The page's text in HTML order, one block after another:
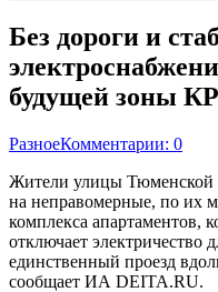
Без дороги и
будущей зоны
РазноеКомментарии: 0
Жители улицы Тюменской
на неправомерные, по их
комплекса апартаментов,
отключает электричество
единственный проезд
сообщает ИА DEITA.RU.